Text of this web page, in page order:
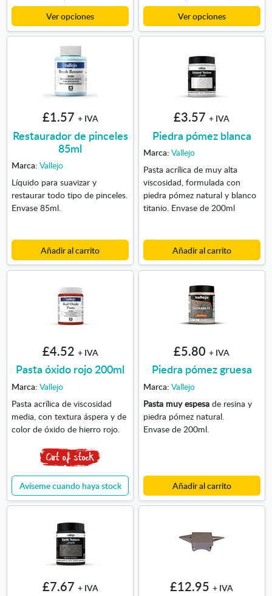
Ver opciones Ver opciones
£1.57 + IVA
Restaurador de pinceles
85ml
Marca: Vallejo
Líquido para suavizar y
restaurar todo tipo de pinceles.
Envase 85ml.
Añadir al carrito
£3.57 + IVA
Piedra pómez blanca
Marca: Vallejo
Pasta acrílica de muy alta
viscosidad, formulada con
piedra pómez natural y blanco
titanio. Envase de 200ml
Añadir al carrito
£4.52 + IVA
Pasta óxido rojo 200ml
Marca: Vallejo
Pasta acrílica de viscosidad
media, con textura áspera y de
color de óxido de hierro rojo.
Avíseme cuando haya stock
£5.80 + IVA
Piedra pómez gruesa
Marca: Vallejo
Pasta muy espesade resina y
piedra pómez natural.
Envase de 200ml.
Añadir al carrito
£7.67 + IVA £12.95 + IVA